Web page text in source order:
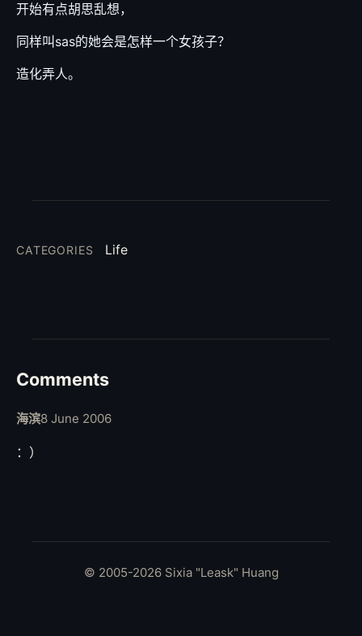
开始有点胡思乱想，
同样叫sas的她会是怎样一个女孩子？
造化弄人。
CATEGORIES Life
Comments
海滨8 June 2006
：）
© 2005-2026 Sixia "Leask" Huang